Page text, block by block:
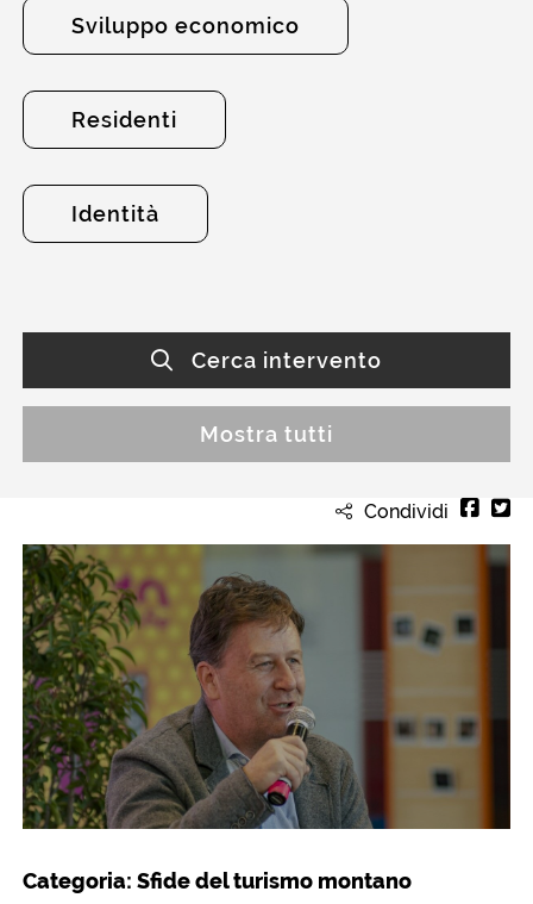
Sviluppo economico
Residenti
Identità
Cerca intervento
Mostra tutti
Condividi
Categoria: Sfide del turismo montano